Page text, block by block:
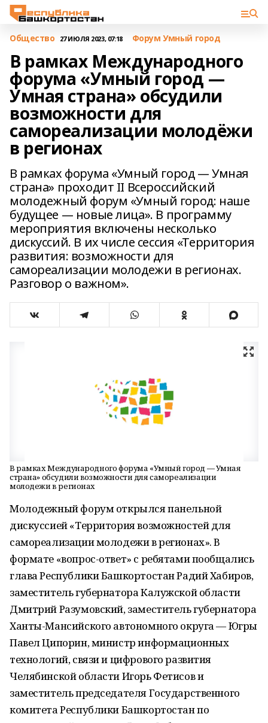
Общество 27 ИЮЛЯ 2023, 07:18 Форум Умный город
В рамках Международного
форума «Умный город —
Умная страна» обсудили
возможности для
самореализации молодёжи
в регионах
В рамках форума «Умный город — Умная
страна» проходит II Всероссийский
молодежный форум «Умный город: наше
будущее — новые лица». В программу
мероприятия включены несколько
дискуссий. В их числе сессия «Территория
развития: возможности для
самореализации молодежи в регионах.
Разговор о важном».
В рамках Международного форума «Умный город — Умная
страна» обсудили возможности для самореализации
молодежи в регионах
Молодежный форум открылся панельной
дискуссией «Территория возможностей для
самореализации молодежи в регионах». В
формате «вопрос-ответ» с ребятами пообщались
глава Республики Башкортостан Радий Хабиров,
заместитель губернатора Калужской области
Дмитрий Разумовский, заместитель губернатора
Ханты-Мансийского автономного округа — Югры
Павел Ципорин, министр информационных
технологий, связи и цифрового развития
Челябинской области Игорь Фетисов и
заместитель председателя Государственного
комитета Республики Башкортостан по